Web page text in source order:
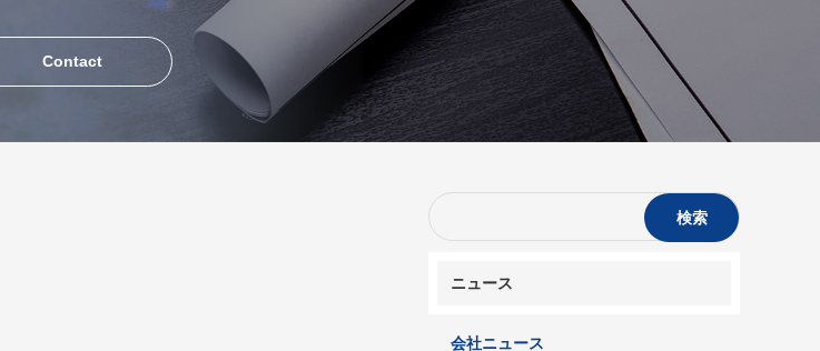
Contact
検索
ニュース
会社ニュース